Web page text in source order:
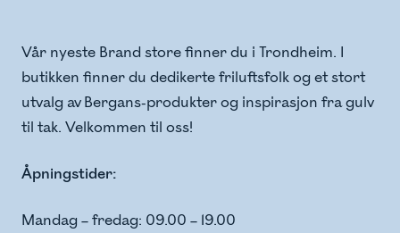
Vår nyeste Brand store finner du i Trondheim. I
butikken finner du dedikerte friluftsfolk og et stort
utvalg av Bergans-produkter og inspirasjon fra gulv
til tak. Velkommen til oss!
Åpningstider:
Mandag – fredag: 09.00 – 19.00